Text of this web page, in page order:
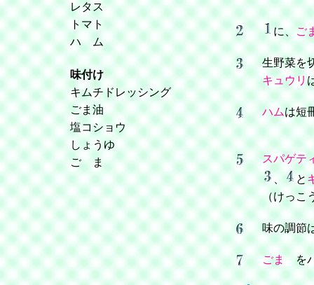
レタス
トマト
ハ ム
味付け
キムチドレッシング
ごま油
塩コショウ
しょうゆ
ご ま
に、ご
生野菜を
キュウリ
ハムは短
スパゲテ
、
と
（けっこ
味の調節
ごまをパ